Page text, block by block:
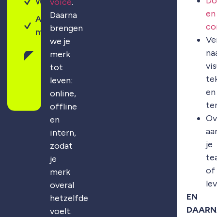
Altijd
maatwerk
Gratis
merkscan
aanvragen
Daarna
brengen
we je
merk
tot
leven:
online,
offline
en
intern,
zodat
je
merk
overal
hetzelfde
voelt.
en
en
je
of
EN